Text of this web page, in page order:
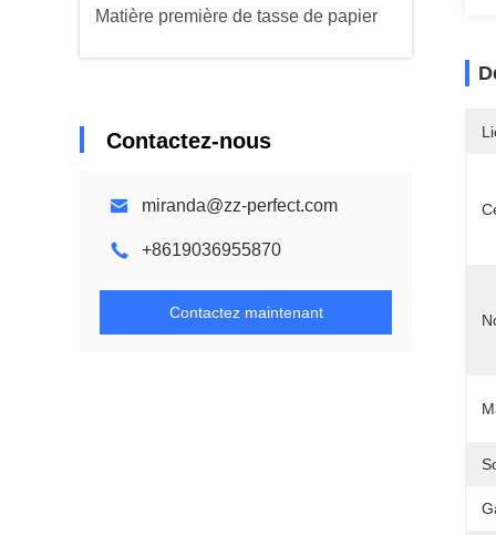
Matière première de tasse de papier
Contactez-nous
miranda@zz-perfect.com
+8619036955870
Contactez maintenant